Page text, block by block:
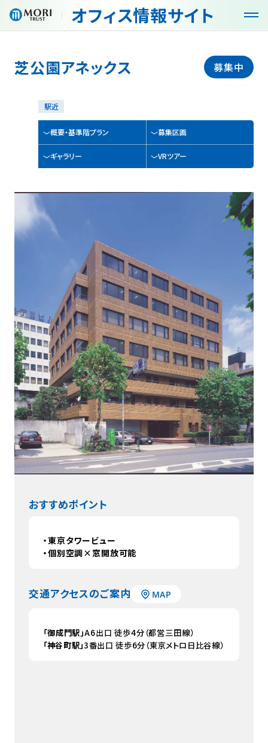
オフィス情報サイト
G
l
b
v
ニ
ー
開
く
G
l
b
v
ニ
ー
閉
じ
る
オフィス・空室検索
商品・サービス
特徴
入居までの流れ
お役立ち情報
コーポレートサイト
入居企業様 お問い合わせ
芝公園アネックス 募集中
駅近
概要・基準階プラン 募集区画
ギャラリー VRツアー
おすすめポイント
・東京タワービュー
・個別空調×窓開放可能
交通アクセスのご案内
「御成門駅」A6出口 徒歩4分（都営三田線）
「神谷町駅」3番出口 徒歩6分（東京メトロ日比谷線）